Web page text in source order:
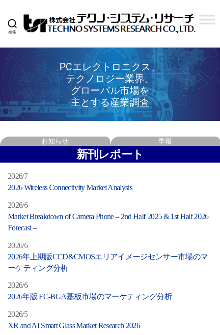
検索
会
社
テ
ク
ノ
シ
ス
テ
リ
チ
PCエレクトロニクス、
テクノロジー業界、
グローバル市場を
主とする産業調査
お知らせ 季報
新刊レポート
2026/7
2026 Wireless Connectivity Market Analysis
2026/6
Market Breakdown of Camera Phone – 2nd Half 2025 & 1st Half 2026
Forecast –
2026/6
2026年上期版CCD&CMOSエリアイメージセンサー市場のマ
ーケティング分析
2026/6
2026年版 FC-BGA基板市場のマーケティング分析
2026/5
XR and AI Smart Glass Market Research 2026